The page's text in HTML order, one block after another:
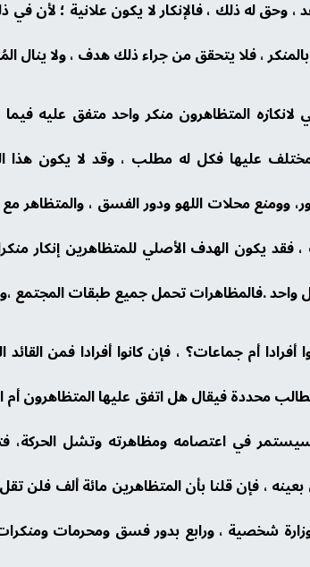
وحق له ذلك ، فالإنكار لا يكون علانية ؛ لأن في
، فلا يتحقق من جراء ذلك هدف ، ولا ينال
المتظاهرون منكر واحد متفق عليه فيما
عليها فكل له مطلب ، وقد لا يكون
وومنع محلات اللهو ودور الفسق ،
، فقد يكون الهدف الأصلي للمتظاهرين
واحد .فالمظاهرات تحمل جميع طبقات
أم جماعات؟ ، فإن كانوا أفرادا فمن
محددة فيقال هل اتفق عليها المتظاهرون
في اعتصامه ومظاهرته وتشل
بعينه ، فإن قلنا بأن المتظاهرين مائة ألف
شخصية ، ورابع بدور فسق ومحرمات